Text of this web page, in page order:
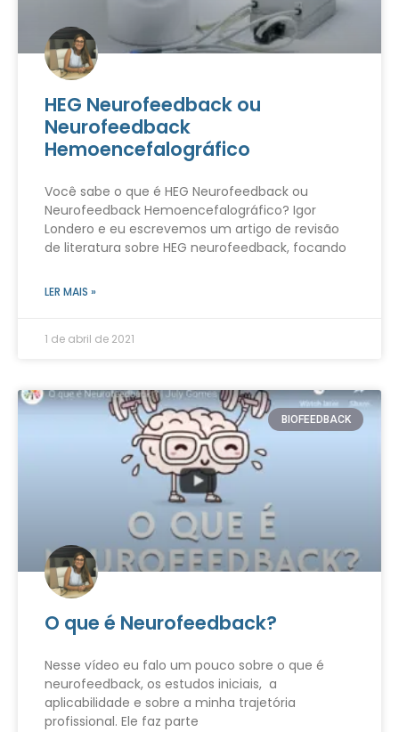
HEG Neurofeedback ou
Neurofeedback
Hemoencefalográfico
Você sabe o que é HEG Neurofeedback ou
Neurofeedback Hemoencefalográfico? Igor
Londero e eu escrevemos um artigo de revisão
de literatura sobre HEG neurofeedback, focando
LER MAIS »
1 de abril de 2021
BIOFEEDBACK
O que é Neurofeedback?
Nesse vídeo eu falo um pouco sobre o que é
neurofeedback, os estudos iniciais, a
aplicabilidade e sobre a minha trajetória
profissional. Ele faz parte